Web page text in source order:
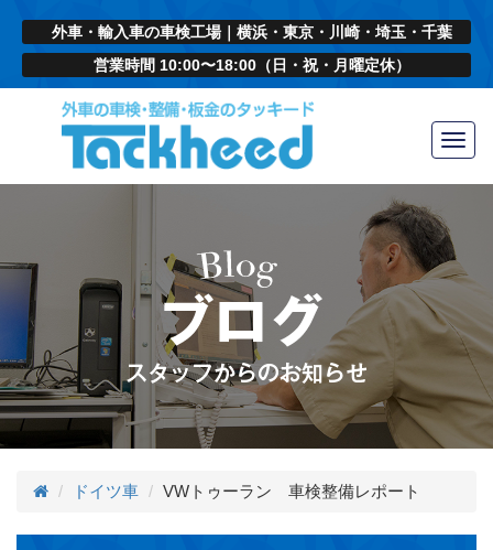
外車・輸入車の車検工場｜横浜・東京・川崎・埼玉・千葉
営業時間 10:00〜18:00（日・祝・月曜定休）
ドイツ車 VWトゥーラン 車検整備レポート